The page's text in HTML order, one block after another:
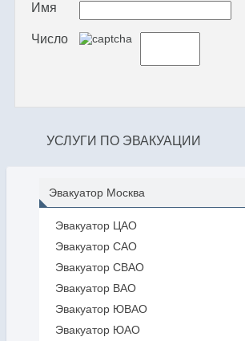
Имя
Число
УСЛУГИ ПО ЭВАКУАЦИИ
Эвакуатор Москва
Эвакуатор ЦАО
Эвакуатор САО
Эвакуатор СВАО
Эвакуатор ВАО
Эвакуатор ЮВАО
Эвакуатор ЮАО